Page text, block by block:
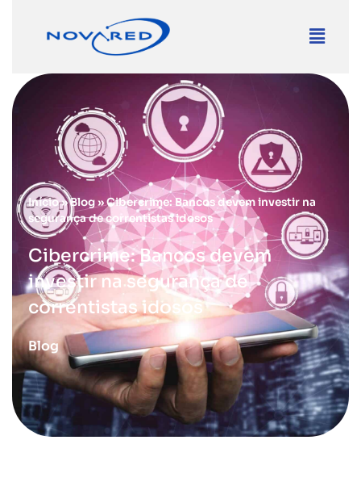
Início»Blog»Cibercrime: Bancos devem investir na
segurança de correntistas idosos
Cibercrime: Bancos devem
investir na segurança de
correntistas idosos
Blog